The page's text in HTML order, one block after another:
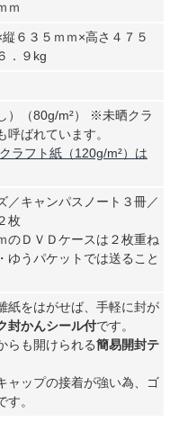
ｍ
６３５ｍｍ×高さ４７５
．９kg
）（80g/m²） ※未晒クラ
呼ばれています。
ラフト紙（120g/m²）は
／キャンパスノート３冊／
枚
のＤＶＤケースは２枚重ね
ゆうパケットでは送ること
紙をはがせば、手軽に封が
封かんシール付です。
らも開けられる簡易開封テ
ャップの接着が強い為、ゴ
す。